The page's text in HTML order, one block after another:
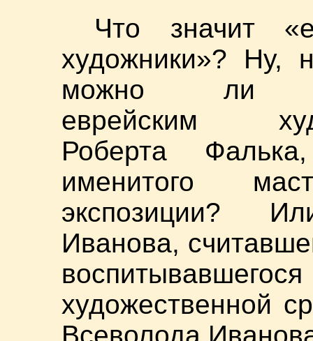
Что значит
художники»? Ну,
можно ли
еврейским
Роберта
именитого
экспозиции?
Иванова,
художественной